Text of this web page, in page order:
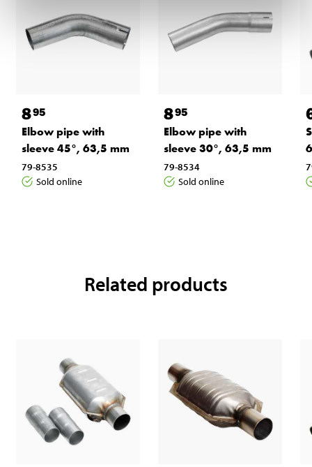
895
Elbow pipe with
sleeve 45°, 63,5 mm
79-8535
Sold online
895
Elbow pipe with
sleeve 30°, 63,5 mm
79-8534
Sold online
Related products